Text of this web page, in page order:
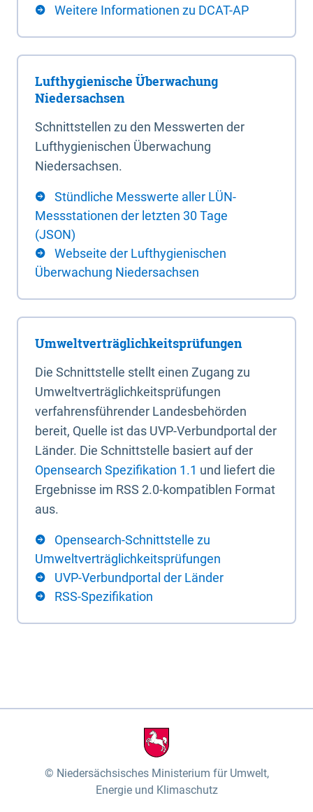
Weitere Informationen zu DCAT-AP
Lufthygienische Überwachung
Niedersachsen
Schnittstellen zu den Messwerten der
Lufthygienischen Überwachung
Niedersachsen.
Stündliche Messwerte aller LÜN-
Messstationen der letzten 30 Tage
(JSON)
Webseite der Lufthygienischen
Überwachung Niedersachsen
Umweltverträglichkeitsprüfungen
Die Schnittstelle stellt einen Zugang zu
Umweltverträglichkeitsprüfungen
verfahrensführender Landesbehörden
bereit, Quelle ist das UVP-Verbundportal der
Länder. Die Schnittstelle basiert auf der
Opensearch Spezifikation 1.1 und liefert die
Ergebnisse im RSS 2.0-kompatiblen Format
aus.
Opensearch-Schnittstelle zu
Umweltverträglichkeitsprüfungen
UVP-Verbundportal der Länder
RSS-Spezifikation
Niedersächsisches Ministerium für Umwelt,
Energie und Klimaschutz